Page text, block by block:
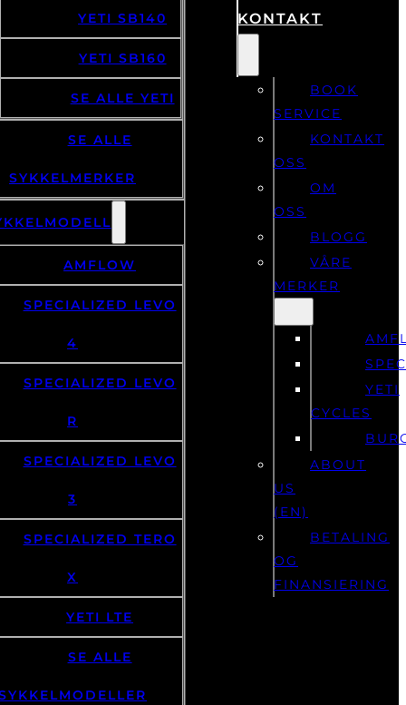
YETI SB140
YETI SB160
SE ALLE YETI
SE ALLE
SYKKELMERKER
AMFLOW
SPECIALIZED LEVO
4
SPECIALIZED LEVO
R
SPECIALIZED LEVO
3
SPECIALIZED TERO
X
YETI LTE
SE ALLE
KONTAKT
BOOK
SERVICE
KONTAKT
OSS
OM
OSS
BLOGG
VÅRE
MERKER
YETI
CYCLES
ABOUT
US
(EN)
BETALING
OG
FINANSIERING